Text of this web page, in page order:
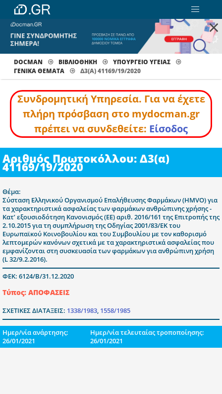
×
DOCMAN ΒΙΒΛΙΟΘΗΚΗ
ΥΠΟΥΡΓΕΙΟ ΥΓΕΙΑΣ
ΓΕΝΙΚΆ ΘΈΜΑΤΑ
Δ3(Α) 41169/19/2020
Συνδρομητική Υπηρεσία. Για να έχετε
πλήρη πρόσβαση στο mydocman.gr
πρέπει να συνδεθείτε: Είσοδος
Αριθμός Πρωτοκόλλου: Δ3(α)
41169/19/2020
Θέμα:
Σύσταση Ελληνικού Οργανισμού Επαλήθευσης Φαρμάκων (HMVO) για
τα χαρακτηριστικά ασφαλείας των φαρμάκων ανθρώπινης χρήσης -
Κατ’ εξουσιοδότηση Κανονισμός (ΕΕ) αριθ. 2016/161 της Επιτροπής της
2.10.2015 για τη συμπλήρωση της Οδηγίας 2001/83/ΕΚ του
Ευρωπαϊκού Κοινοβουλίου και του Συμβουλίου με τον καθορισμό
λεπτομερών κανόνων σχετικά με τα χαρακτηριστικά ασφαλείας που
εμφανίζονται στη συσκευασία των φαρμάκων για ανθρώπινη χρήση
(L 32/9.2.2016).
ΦΕΚ: 6124/Β/31.12.2020
Τύπος: ΑΠΟΦΑΣΕΙΣ
ΣΧΕΤΙΚΕΣ ΔΙΑΤΑΞΕΙΣ: 1338/1983, 1558/1985
Ημερ/νία ανάρτησης:
26/01/2021
Ημερ/νία τελευταίας τροποποίησης:
26/01/2021